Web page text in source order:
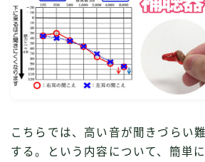
聞こえの改善と補聴器のFAQ
お客様の声
取り扱い補聴器
こちらでは、高い音が聞きづらい
する。という内容について、簡単